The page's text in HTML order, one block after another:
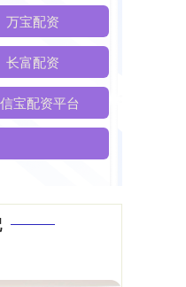
万宝配资
长富配资
宝配资平台